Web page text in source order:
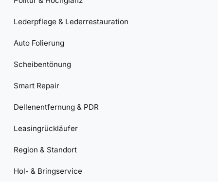
Lederpflege & Lederrestauration
Auto Folierung
Scheibentönung
Smart Repair
Dellenentfernung & PDR
Leasingrückläufer
Region & Standort
Hol- & Bringservice